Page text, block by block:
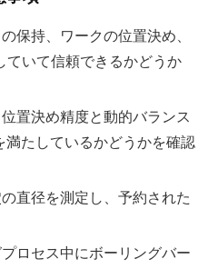
保持、ワークの位置決め、
ていて信頼できるかどうか
置決め精度と動的バランス
満たしているかどうかを確認
直径を測定し、予約された
ロセス中にボーリングバー